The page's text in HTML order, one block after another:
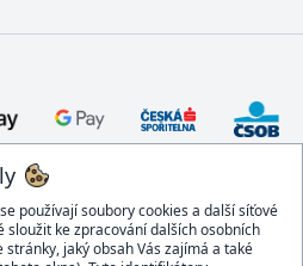
používají soubory cookies a další síťové
ke zpracování dalších osobních
jaký obsah Vás zajímá a také